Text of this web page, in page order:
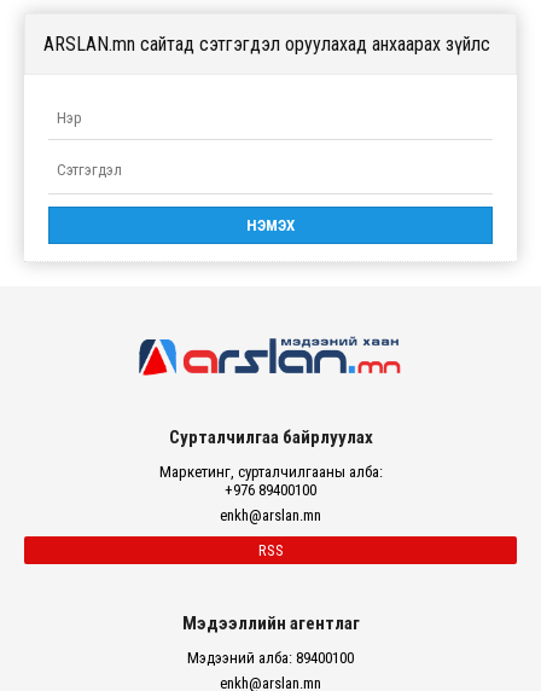
ARSLAN.mn сайтад сэтгэгдэл оруулахад анхаарах зүйлс
Сурталчилгаа байрлуулах
Маркетинг, сурталчилгааны алба:
+976 89400100
enkh@arslan.mn
RSS
Мэдээллийн агентлаг
Мэдээний алба: 89400100
enkh@arslan.mn